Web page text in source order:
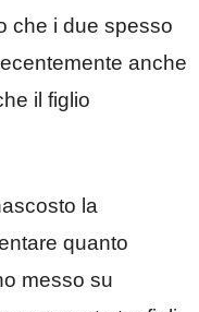
che i due spesso
anche
il figlio
la
quanto
messo su